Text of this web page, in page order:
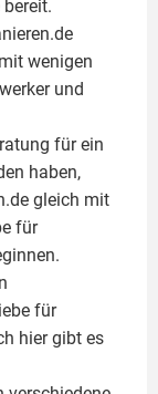
wenigen
und
für ein
haben,
gleich mit
für
für
hier gibt es